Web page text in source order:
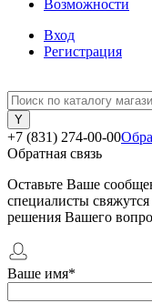
Возможности
Вход
Регистрация
+7 (831) 274-00-00
Обратная связь
Оставьте Ваше
специалисты
решения Вашего
Ваше имя*